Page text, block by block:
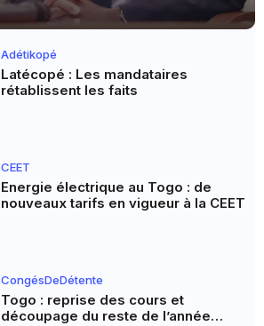
Adétikopé
Latécopé : Les mandataires
rétablissent les faits
CEET
Energie électrique au Togo : de
nouveaux tarifs en vigueur à la CEET
CongésDeDétente
Togo : reprise des cours et
découpage du reste de l’année